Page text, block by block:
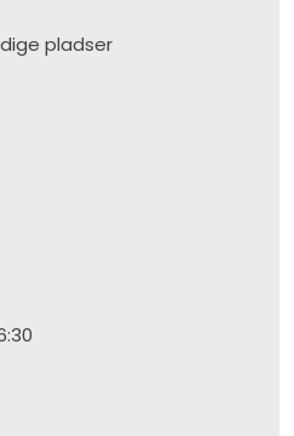
pladser